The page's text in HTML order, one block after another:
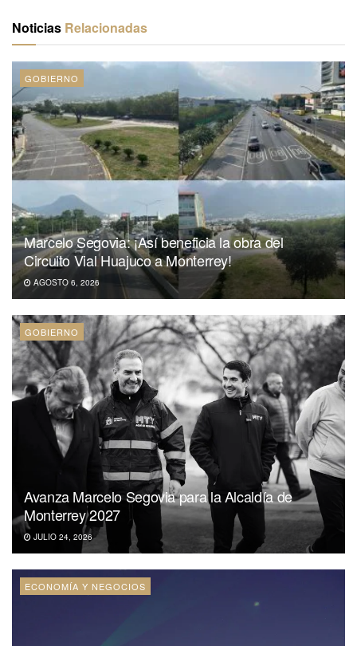
Noticias Relacionadas
GOBIERNO
Marcelo Segovia: ¡Así beneficia la obra del
Circuito Vial Huajuco a Monterrey!
AGOSTO 6, 2026
GOBIERNO
Avanza Marcelo Segovia para la Alcaldía de
Monterrey 2027
JULIO 24, 2026
ECONOMÍA Y NEGOCIOS